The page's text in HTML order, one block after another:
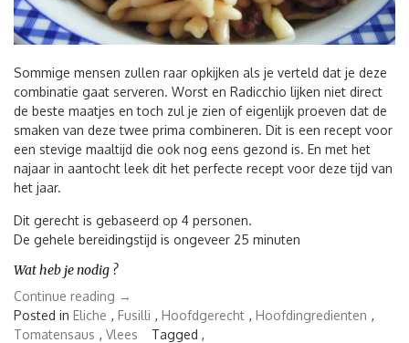
Sommige mensen zullen raar opkijken als je verteld dat je deze
combinatie gaat serveren. Worst en Radicchio lijken niet direct
de beste maatjes en toch zul je zien of eigenlijk proeven dat de
smaken van deze twee prima combineren. Dit is een recept voor
een stevige maaltijd die ook nog eens gezond is. En met het
najaar in aantocht leek dit het perfecte recept voor deze tijd van
het jaar.
Dit gerecht is gebaseerd op 4 personen.
De gehele bereidingstijd is ongeveer 25 minuten
Wat heb je nodig ?
Continue reading “Pasta
con
Salsiccie
→
Posted in Eliche , Fusilli , Hoofdgerecht , Hoofdingredienten ,
Tomatensaus , Vlees
Tagged ,